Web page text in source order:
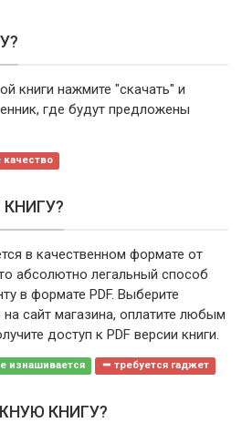
книги нажмите "скачать" и
где будут предложены
качество
КНИГУ?
в качественном формате от
абсолютно легальный способ
в формате PDF. Выберите
сайт магазина, оплатите любым
доступ к PDF версии книги.
изнашивается требуется гаджет
КНИГУ?